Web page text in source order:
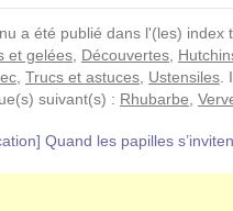
a été publié dans l'(les)
et gelées Découvertes
Trucs et astuces Ustensiles
suivant(s) : Rhubarbe
Quand les papilles